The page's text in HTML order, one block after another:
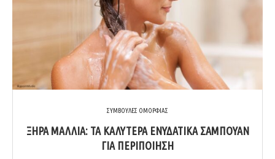
ΣΥΜΒΟΥΛΕΣ ΟΜΟΡΦΙΑΣ
ΞΗΡΆ ΜΑΛΛΙΆ: ΤΑ ΚΑΛΎΤΕΡΑ ΕΝΥΔΑΤΙΚΆ ΣΑΜΠΟΥΆΝ
ΓΙΑ ΠΕΡΙΠΟΊΗΣΗ